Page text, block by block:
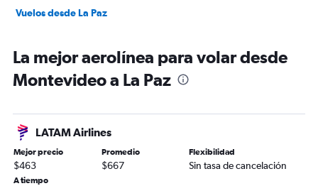
Vuelos desde La Paz
La mejor aerolínea para volar desde
Montevideo a La Paz
LATAM Airlines
Mejor precio
$463
Promedio
$667
Flexibilidad
Sin tasa de cancelación
A tiempo